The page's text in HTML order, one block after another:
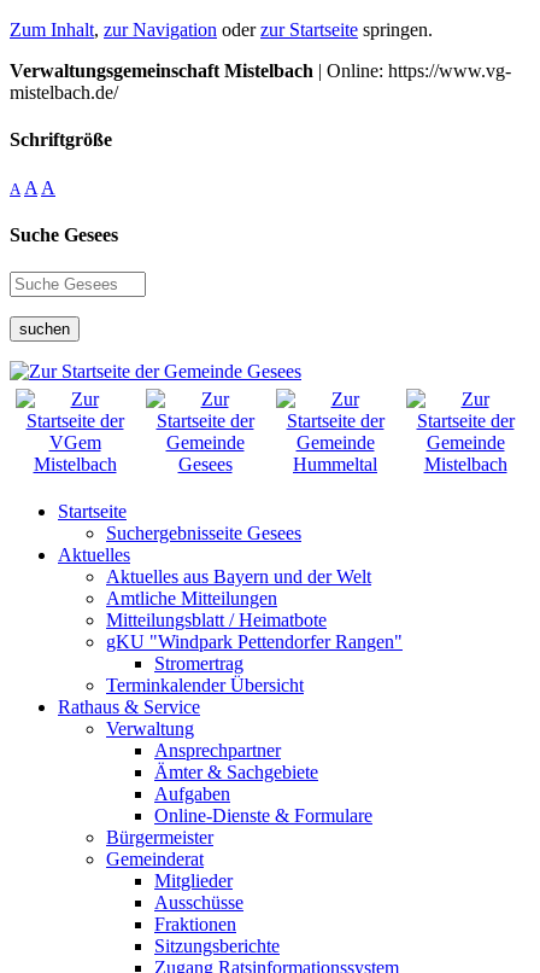
Zum Inhalt, zur Navigation oderzur Startseite springen.
Verwaltungsgemeinschaft Mistelbach | Online: https://www.vg-
mistelbach.de/
Schriftgröße
A A A
Suche Gesees
suchen
Startseite
Suchergebnisseite Gesees
Aktuelles
Aktuelles aus Bayern und der Welt
Amtliche Mitteilungen
Mitteilungsblatt / Heimatbote
gKU "Windpark Pettendorfer Rangen"
Stromertrag
Terminkalender Übersicht
Rathaus & Service
Verwaltung
Ansprechpartner
Ämter & Sachgebiete
Aufgaben
Online-Dienste & Formulare
Bürgermeister
Gemeinderat
Mitglieder
Ausschüsse
Fraktionen
Sitzungsberichte
Zugang Ratsinformationssystem